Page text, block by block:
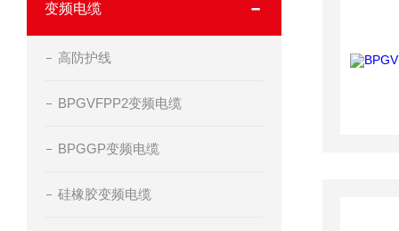
变频电缆
高防护线
BPGVFPP2变频电缆
BPGGP变频电缆
硅橡胶变频电缆